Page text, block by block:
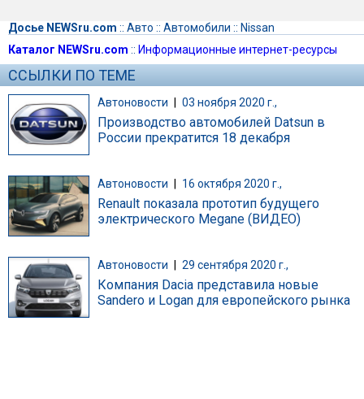
Досье NEWSru.com :: Авто :: Автомобили :: Nissan
Каталог NEWSru.com :: Информационные интернет-ресурсы
ССЫЛКИ ПО ТЕМЕ
Автоновости | 03 ноября 2020 г.,
Производство автомобилей Datsun в
России прекратится 18 декабря
Автоновости 16 октября 2020 г.,
Renault показала прототип будущего
электрического Megane (ВИДЕО)
Автоновости 29 сентября 2020 г.,
Компания Dacia представила новые
Sandero и Logan для европейского рынка